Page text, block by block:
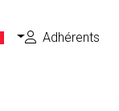
Adhérents